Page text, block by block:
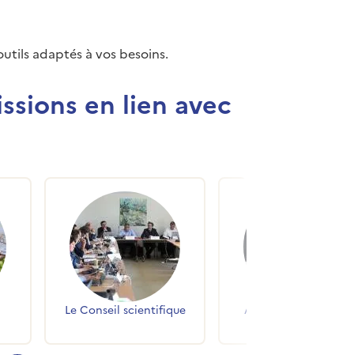
adaptés à vos besoins.
en lien avec
Le Conseil scientifique
Appui aux politiques